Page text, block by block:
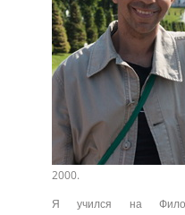
2000.
Я учился на